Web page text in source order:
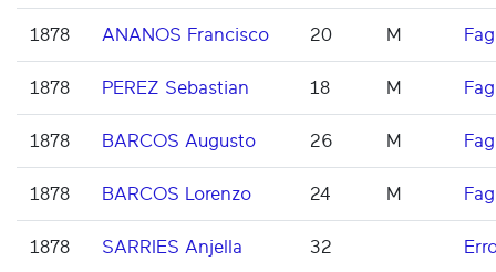
1878 ANANOS Francisco 20 M
1878 PEREZ Sebastian 18 M
1878 BARCOS Augusto 26 M
1878 BARCOS Lorenzo 24 M
1878 SARRIES Anjella 32